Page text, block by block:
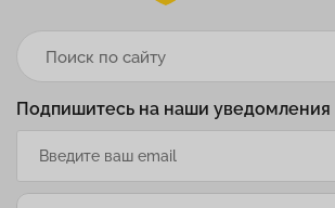
Подпишитесь на наши уведомления